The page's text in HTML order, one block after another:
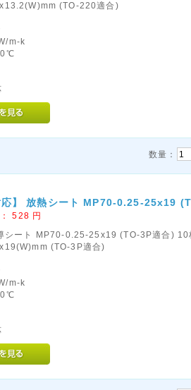
(TO-220適合)
m-k
数量：
応】 放熱シート MP70-0.25-25x19
：528 円
シート MP70-0.25-25x19 (TO-3P適合) 10
(TO-3P適合)
m-k